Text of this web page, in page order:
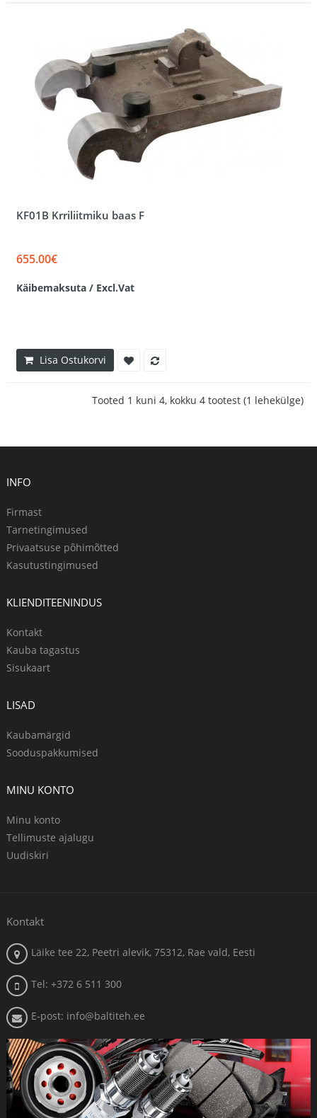
KF01B Krriliitmiku baas F
655.00€
Käibemaksuta / Excl.Vat
Lisa Ostukorvi
Tooted 1 kuni 4, kokku 4 tootest (1 lehekülge)
INFO
Firmast
Tarnetingimused
Privaatsuse põhimõtted
Kasutustingimused
KLIENDITEENINDUS
Kontakt
Kauba tagastus
Sisukaart
LISAD
Kaubamärgid
Sooduspakkumised
MINU KONTO
Minu konto
Tellimuste ajalugu
Uudiskiri
Kontakt
Läike tee 22, Peetri alevik, 75312, Rae vald, Eesti
Tel: +372 6 511 300
E-post: info@baltiteh.ee